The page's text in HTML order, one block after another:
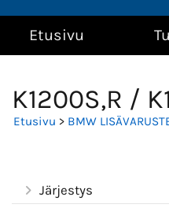
Etusivu
K1200S,R /
Etusivu > BMW
Järjestys